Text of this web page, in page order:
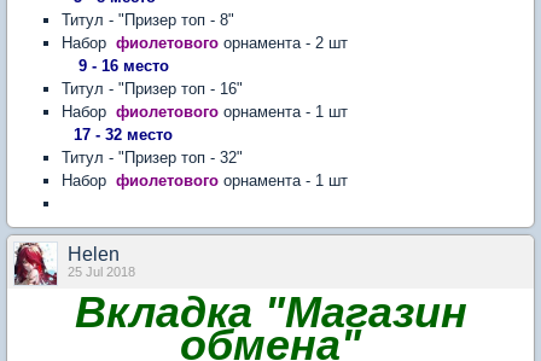
Титул - "Призер топ - 8"
Набор фиолетового орнамента - 2 шт
9 - 16 место
Титул - "Призер топ - 16"
Набор фиолетового орнамента - 1 шт
17 - 32 место
Титул - "Призер топ - 32"
Набор фиолетового орнамента - 1 шт
Нelen
25 Jul 2018
Вкладка "Магазин
обмена"